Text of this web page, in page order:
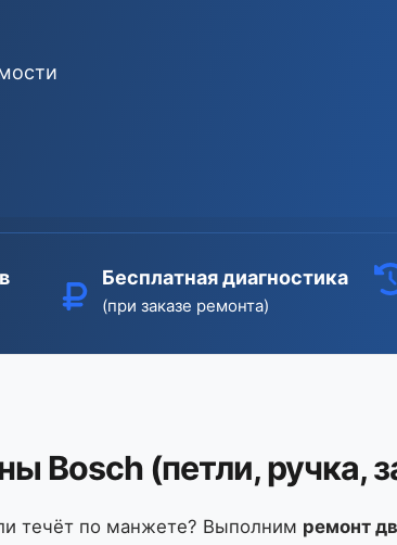
Бесплатная диагностика
(при заказе ремонта)
Bosch (петли, ручка,
течёт по манжете? Выполним ремонт